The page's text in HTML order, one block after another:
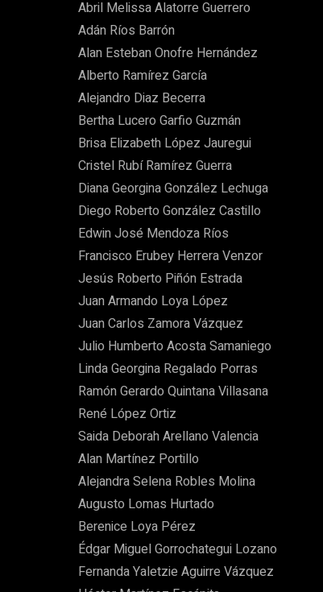
Abril Melissa Alatorre Guerrero
Adán Ríos Barrón
Alan Esteban Onofre Hernández
Alberto Ramírez García
Alejandro Diaz Becerra
Bertha Lucero Garfio Guzmán
Brisa Elizabeth López Jauregui
Cristel Rubí Ramírez Guerra
Diana Georgina González Lechuga
Diego Roberto González Castillo
Edwin José Mendoza Ríos
Francisco Erubey Herrera Venzor
Jesús Roberto Piñón Estrada
Juan Armando Loya López
Juan Carlos Zamora Vázquez
Julio Humberto Acosta Samaniego
Linda Georgina Regalado Porras
Ramón Gerardo Quintana Villasana
René López Ortiz
Saida Deborah Arellano Valencia
Alan Martínez Portillo
Alejandra Selena Robles Molina
Augusto Lomas Hurtado
Berenice Loya Pérez
Édgar Miguel Gorrochategui Lozano
Fernanda Yaletzie Aguirre Vázquez